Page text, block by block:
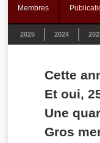
Membres
2025 2024
Cette
Et oui,
Une
Gros